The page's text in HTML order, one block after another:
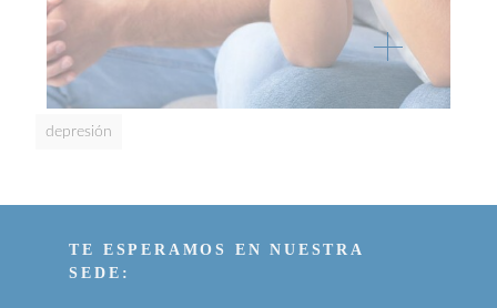
depresión
TE ESPERAMOS EN NUESTRA
SEDE: